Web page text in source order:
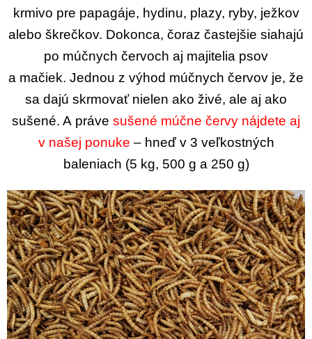
krmivo pre papagáje, hydinu, plazy, ryby, ježkov
alebo škrečkov. Dokonca, čoraz častejšie siahajú
po múčnych červoch aj majitelia psov
a mačiek. Jednou z výhod múčnych červov je, že
sa dajú skrmovať nielen ako živé, ale aj ako
sušené. A práve sušené múčne červy nájdete aj
v našej ponuke – hneď v 3 veľkostných
baleniach (5 kg, 500 g a 250 g)